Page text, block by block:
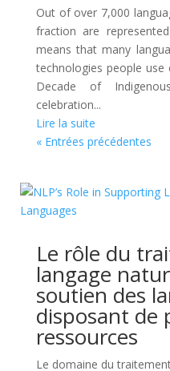
Out of over 7,000
fraction are
means that many
technologies people use
Decade of
celebration...
Lire la suite
« Entrées précédentes
Le rôle du
langage
soutien des
disposant de
ressources
Le domaine du